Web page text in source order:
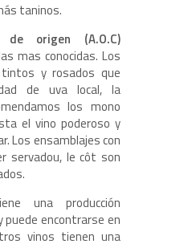
taninos.
de origen (A.O.C)
mas conocidas. Los
y rosados que
de uva local, la
los mono
el vino poderoso y
Los ensamblajes con
servadou, le côt son
una producción
encontrarse en
vinos tienen una